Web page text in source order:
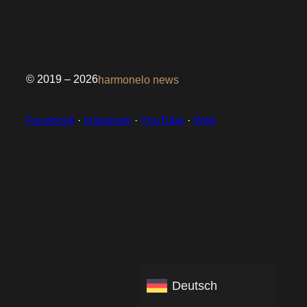
© 2019 – 2026harmonelo news
Facebook · Instagram · YouTube · Web
Deutsch